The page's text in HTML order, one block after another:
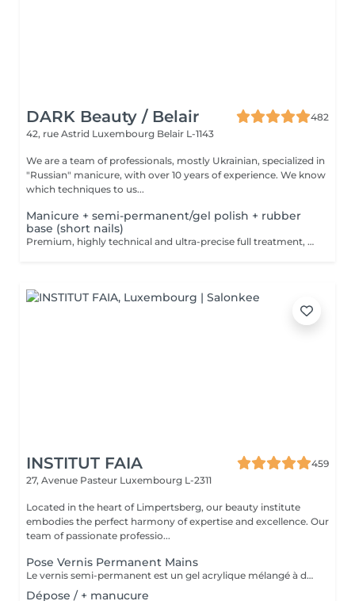
DARK Beauty / Belair
482
42, rue Astrid Luxembourg Belair L-1143
We are a team of professionals, mostly Ukrainian, specialized in
"Russian" manicure, with over 10 years of experience. We know
which techniques to us...
Manicure + semi-permanent/gel polish + rubber
base (short nails)
Premium, highly technical and ultra-precise full treatment, performed mainly with an e-file to achieve a perfectly clean nail contour and apply the polish as close as possible, even slightly under the cuticle. This technique helps visually delay the regrowth by around 10 days. Visual result: -Extremely well-groomed nails, clean contours, flawless shape -Instagram / photo studio effect: neat, precise, with no visible dry skin We also include a base coat, recommended for short nails in good condition. A perfect solution for flawless and long-lasting nails: -The average durability is 4 weeks!! Service content -> 80€ : -Removal of old semi-permanent and/or gel (if needed, already include in this price/service) -Very meticulous preparation of the nail plate -Removal of dead skin -Shape and file nails -Gentle cuticle care -Rubber base -Application of semi-permanent nail polish -Application of cuticle oil and hand cream Optional : -Price per nail extension on up to 5 nails (if so please book "WITH simple design") +3€/nail -Price per nail for nail art on up to 5 nails (if so please book "WITH simple design") +3€/nail -Price for simple design (French, Chrome, Baby Boomer, Cat Eyes, Stickers, Foil) 6-10 nails -> +20€ -Price for complex design (3D, Hand drawings, Stamping, French with Chrome, Baby Boomer with Chrome, French with Cat Eyes) 6-10 nails -> +30€
INSTITUT FAIA
459
27, Avenue Pasteur Luxembourg L-2311
Located in the heart of Limpertsberg, our beauty institute
embodies the perfect harmony of expertise and excellence. Our
team of passionate professio...
Pose Vernis Permanent Mains
Le vernis semi-permanent est un gel acrylique mélangé à du vernis, appliqué sur l'ongle et durci par des UV. Il a la même texture qu'un vernis classique, est aussi liquide et a encore plus de brillance. Il reste impeccable, sans ternir et sans s'écailler.
Dépose / + manucure